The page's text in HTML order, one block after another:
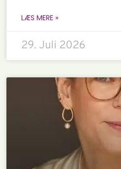
LÆS MERE »
29. Juli 2026